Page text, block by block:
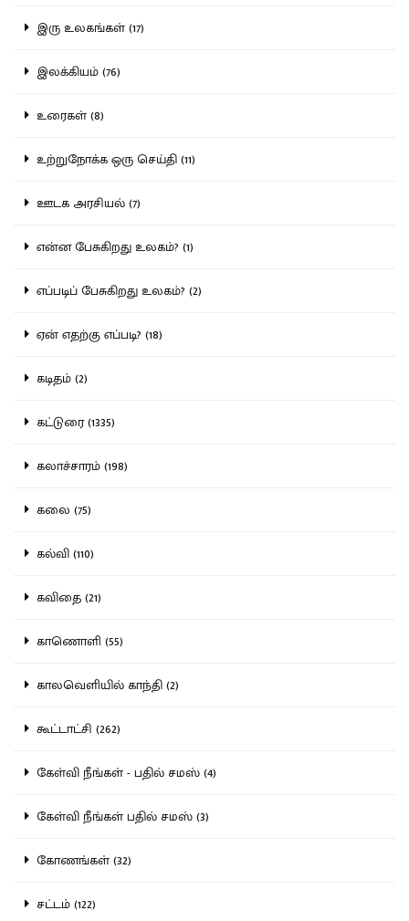
இரு உலகங்கள் (17)
இலக்கியம் (76)
உரைகள் (8)
உற்றுநோக்க ஒரு செய்தி (11)
ஊடக அரசியல் (7)
என்ன பேசுகிறது உலகம்? (1)
எப்படிப் பேசுகிறது உலகம்? (2)
ஏன் எதற்கு எப்படி? (18)
கடிதம் (2)
கட்டுரை (1335)
கலாச்சாரம் (198)
கலை (75)
கல்வி (110)
கவிதை (21)
காணொளி (55)
காலவெளியில் காந்தி (2)
கூட்டாட்சி (262)
கேள்வி நீங்கள் - பதில் சமஸ் (4)
கேள்வி நீங்கள் பதில் சமஸ் (3)
கோணங்கள் (32)
சட்டம் (122)